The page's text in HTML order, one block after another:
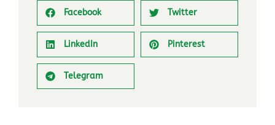
Facebook Twitter
LinkedIn Pinterest
Telegram